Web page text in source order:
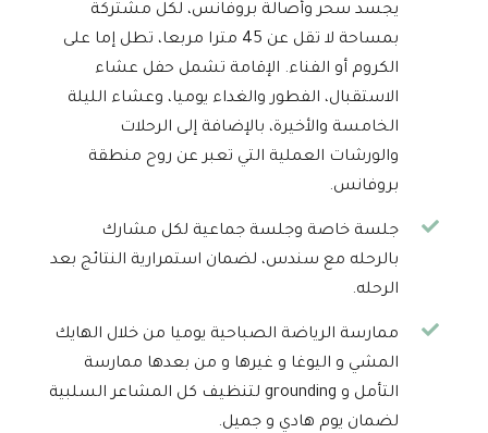
يجسد سحر وأصالة بروفانس، لكل مشتركة
بمساحة لا تقل عن 45 مترا مربعا، تطل إما على
الكروم أو الفناء. الإقامة تشمل حفل عشاء
الاستقبال، الفطور والغداء يوميا، وعشاء الليلة
الخامسة والأخيرة، بالإضافة إلى الرحلات
والورشات العملية التي تعبر عن روح منطقة
بروفانس.
جلسة خاصة وجلسة جماعية لكل مشارك
بالرحله مع سندس، لضمان استمرارية النتائج بعد
الرحله.
ممارسة الرياضة الصباحية يوميا من خلال الهايك
المشي و اليوغا و غيرها و من بعدها ممارسة
التأمل و grounding لتنظيف كل المشاعر السلبية
لضمان يوم هادي و جميل.